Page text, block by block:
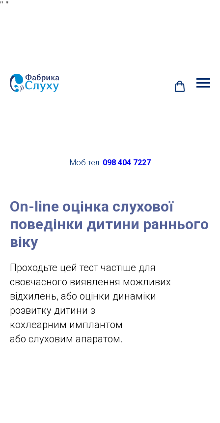
" "
Моб.тел: 098 404 7227
On-line оцінка слухової
поведінки дитини раннього
віку
Проходьте цей тест частіше для
своєчасного виявлення можливих
відхилень, або оцінки динаміки
розвитку дитини з
кохлеарним имплантом
або слуховим апаратом.